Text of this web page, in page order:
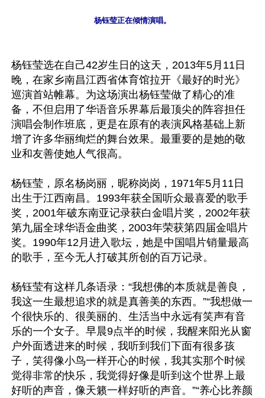
杨钰莹正在倾情演唱。
杨钰莹选在自己42岁生日的这天，2013年5月11日
晚，在家乡南昌江西省体育馆拉开《最好的时光》
巡演首站帷幕。为这场演出杨钰莹做了精心的准
备，不但启用了华语音乐界幕后最顶尖的阵容担任
演唱会制作班底，更是在原有的表演风格基础上新
增了许多华丽绚烂的舞台效果。最重要的是她的敬
业和友善使她人气很高。
杨钰莹，原名杨岗丽，昵称岗岗，1971年5月11日
出生于江西南昌。1993年获全国听众最喜爱的歌手
奖，2001年破东南亚记录获白金唱片奖，2002年获
第九届全球华语金曲奖，2003年荣获第四届金唱片
奖。1990年12月进入歌坛，她是中国唱片销量最高
的歌手，至今无人打破其所创的百万记录。
杨钰莹有这样几条语录：“我想佛的本质就是善良，
我这一生最想追求的就是真善美的东西。”“我想做一
个很快乐的、很美丽的、生活当中永远有笑声有音
乐的一个女子。早晨9点半的时候，我醒来阳光从窗
户外面透进来的时候，我听到我们下面有很多孩
子，笑得像小鸟一样开心的时候，我其实那个时候
觉得非常的快乐，我觉得好像是听到这个世界上最
好听的声音，像天籁一样好听的声音。”“养心比养颜